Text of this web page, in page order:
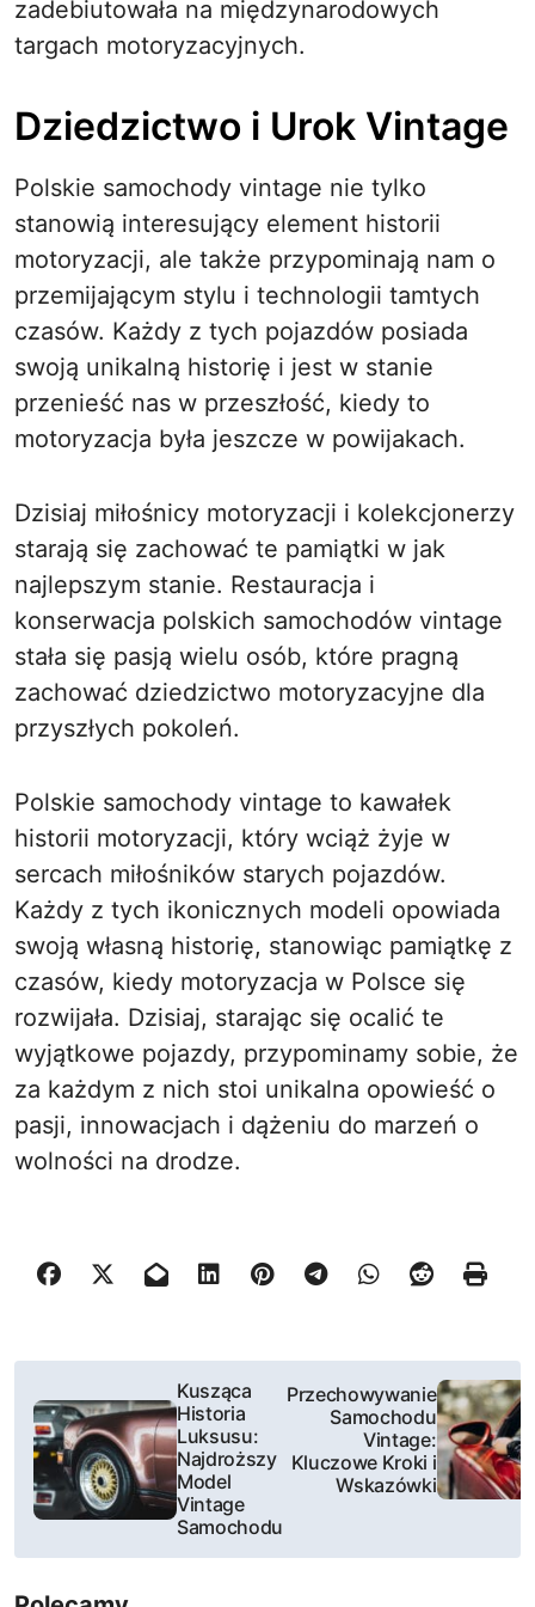
zadebiutowała na międzynarodowych
targach motoryzacyjnych.
Dziedzictwo i Urok Vintage
Polskie samochody vintage nie tylko
stanowią interesujący element historii
motoryzacji, ale także przypominają nam o
przemijającym stylu i technologii tamtych
czasów. Każdy z tych pojazdów posiada
swoją unikalną historię i jest w stanie
przenieść nas w przeszłość, kiedy to
motoryzacja była jeszcze w powijakach.
Dzisiaj miłośnicy motoryzacji i kolekcjonerzy
starają się zachować te pamiątki w jak
najlepszym stanie. Restauracja i
konserwacja polskich samochodów vintage
stała się pasją wielu osób, które pragną
zachować dziedzictwo motoryzacyjne dla
przyszłych pokoleń.
Polskie samochody vintage to kawałek
historii motoryzacji, który wciąż żyje w
sercach miłośników starych pojazdów.
Każdy z tych ikonicznych modeli opowiada
swoją własną historię, stanowiąc pamiątkę z
czasów, kiedy motoryzacja w Polsce się
rozwijała. Dzisiaj, starając się ocalić te
wyjątkowe pojazdy, przypominamy sobie, że
za każdym z nich stoi unikalna opowieść o
pasji, innowacjach i dążeniu do marzeń o
wolności na drodze.
w
Kusząca
Historia
Luksusu:
Najdroższy
Model
Vintage
Samochodu
Przechowywanie
Samochodu
Vintage:
Kluczowe Kroki i
Wskazówki